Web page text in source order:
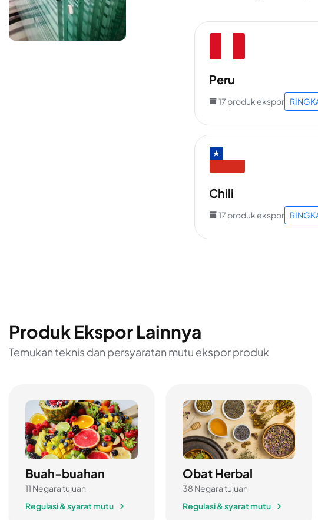
Peru
17 produk ekspor
Chili
17 produk ekspor
Produk Ekspor Lainnya
Temukan teknis dan persyaratan mutu ekspor produk
Buah-buahan
11 Negara tujuan
Regulasi & syarat mutu
Obat Herbal
38 Negara tujuan
Regulasi & syarat mutu